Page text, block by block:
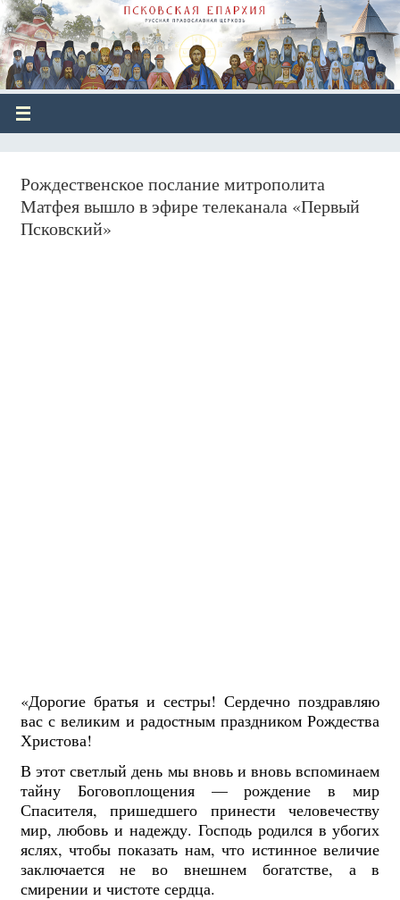
Рождественское послание митрополита
Матфея вышло в эфире телеканала «Первый
Псковский»
«Дорогие братья и сестры! Сердечно поздравляю
вас с великим и радостным праздником Рождества
Христова!
В этот светлый день мы вновь и вновь вспоминаем
тайну Боговоплощения — рождение в мир
Спасителя, пришедшего принести человечеству
мир, любовь и надежду. Господь родился в убогих
яслях, чтобы показать нам, что истинное величие
заключается не во внешнем богатстве, а в
смирении и чистоте сердца.